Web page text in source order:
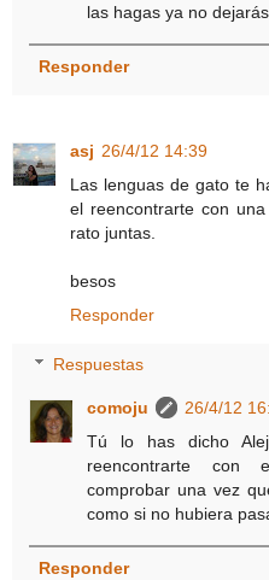
las hagas ya no
Responder
asj 26/4/12 14:39
Las lenguas de gato te
el reencontrarte con
rato juntas.
besos
Responder
Respuestas
comoju
26/4/12
Tú lo has dicho
reencontrarte con
comprobar una vez
como si no hubiera
Responder